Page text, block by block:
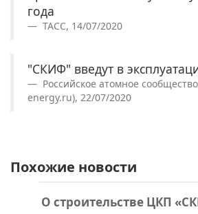
года
ТАСС, 14/07/2020
"СКИФ" введут в
Российское атомное
energy.ru), 22/07/2020
Похожие новости
О строительстве ЦКП